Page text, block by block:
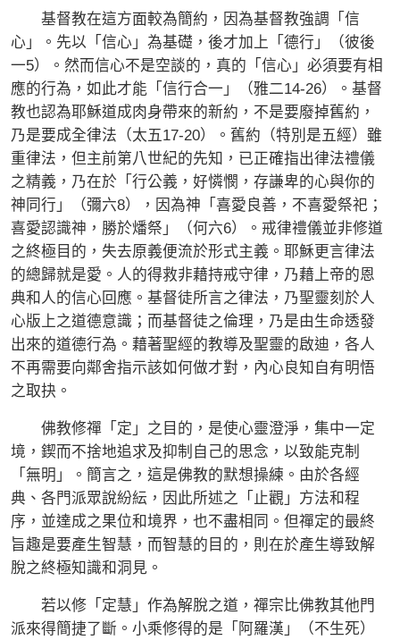
基督教在這方面較為簡約，因為基督教強調「信
心」。先以「信心」為基礎，後才加上「德行」（彼後
一5）。然而信心不是空談的，真的「信心」必須要有相
應的行為，如此才能「信行合一」（雅二14-26）。基督
教也認為耶穌道成肉身帶來的新約，不是要廢掉舊約，
乃是要成全律法（太五17-20）。舊約（特別是五經）雖
重律法，但主前第八世紀的先知，已正確指出律法禮儀
之精義，乃在於「行公義，好憐憫，存謙卑的心與你的
神同行」（彌六8），因為神「喜愛良善，不喜愛祭祀；
喜愛認識神，勝於燔祭」（何六6）。戒律禮儀並非修道
之終極目的，失去原義便流於形式主義。耶穌更言律法
的總歸就是愛。人的得救非藉持戒守律，乃藉上帝的恩
典和人的信心回應。基督徒所言之律法，乃聖靈刻於人
心版上之道德意識；而基督徒之倫理，乃是由生命透發
出來的道德行為。藉著聖經的教導及聖靈的啟迪，各人
不再需要向鄰舍指示該如何做才對，內心良知自有明悟
之取抉。
佛教修禪「定」之目的，是使心靈澄淨，集中一定
境，鍥而不捨地追求及抑制自己的思念，以致能克制
「無明」。簡言之，這是佛教的默想操練。由於各經
典、各門派眾說紛紜，因此所述之「止觀」方法和程
序，並達成之果位和境界，也不盡相同。但禪定的最終
旨趣是要產生智慧，而智慧的目的，則在於產生導致解
脫之終極知識和洞見。
若以修「定慧」作為解脫之道，禪宗比佛教其他門
派來得簡捷了斷。小乘修得的是「阿羅漢」（不生死）